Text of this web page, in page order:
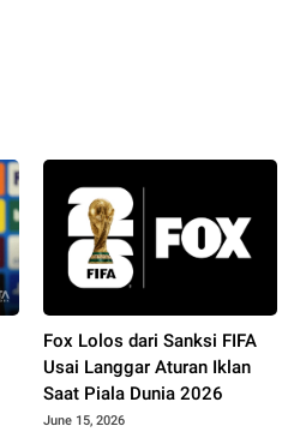
Fox Lolos dari Sanksi FIFA
Usai Langgar Aturan Iklan
Saat Piala Dunia 2026
June 15, 2026